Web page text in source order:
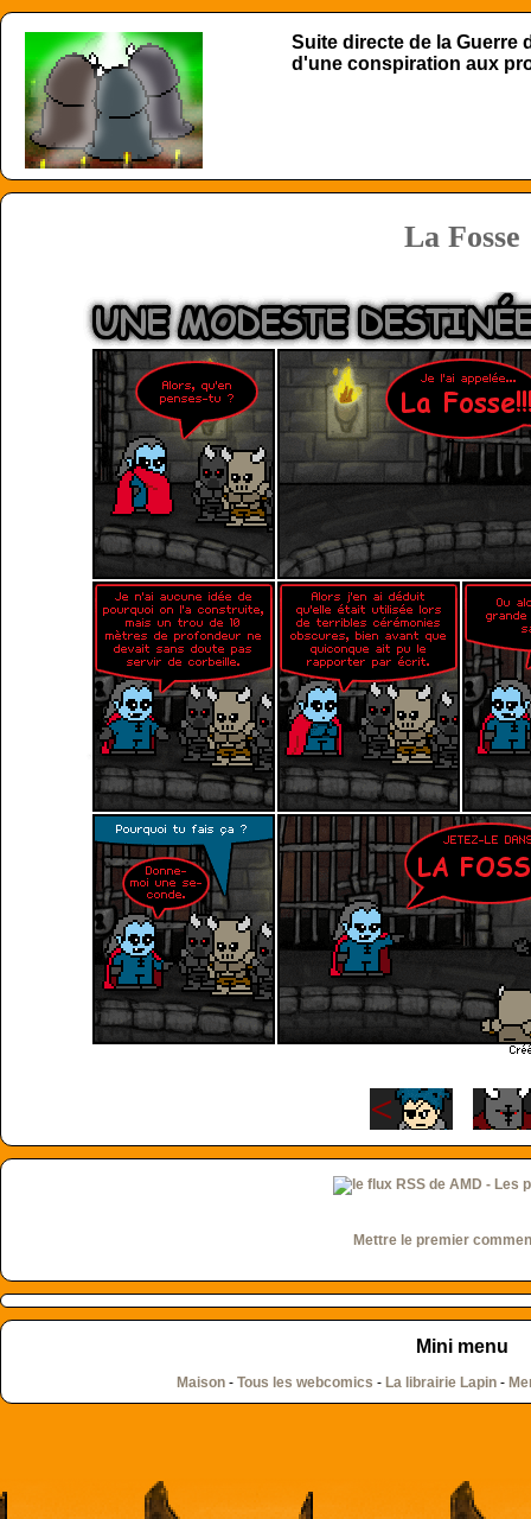
Suite directe de la Guerre
d'une conspiration aux
La Fosse
Mettre le premier
Mini menu
Maison- Tous les webcomics - La librairie Lapin-